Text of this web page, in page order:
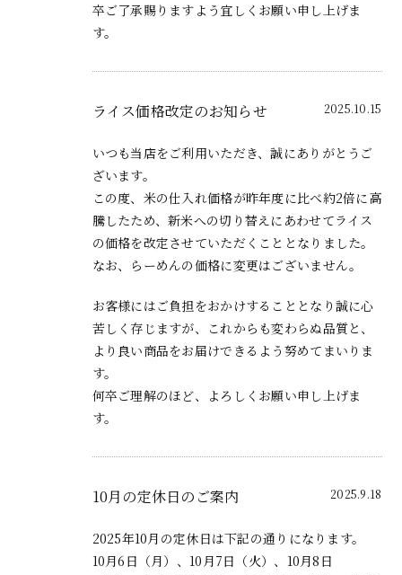
卒ご了承賜りますよう宜しくお願い申し上げま
す。
2025.10.15
ライス価格改定のお知らせ
いつも当店をご利用いただき、誠にありがとうご
ざいます。
この度、米の仕入れ価格が昨年度に比べ約2倍に高
騰したため、新米への切り替えにあわせてライス
の価格を改定させていただくこととなりました。
なお、らーめんの価格に変更はございません。
お客様にはご負担をおかけすることとなり誠に心
苦しく存じますが、これからも変わらぬ品質と、
より良い商品をお届けできるよう努めてまいりま
す。
何卒ご理解のほど、よろしくお願い申し上げま
す。
2025.9.18
10月の定休日のご案内
2025年10月の定休日は下記の通りになります。
10月6日（月）、10月7日（火）、10月8日